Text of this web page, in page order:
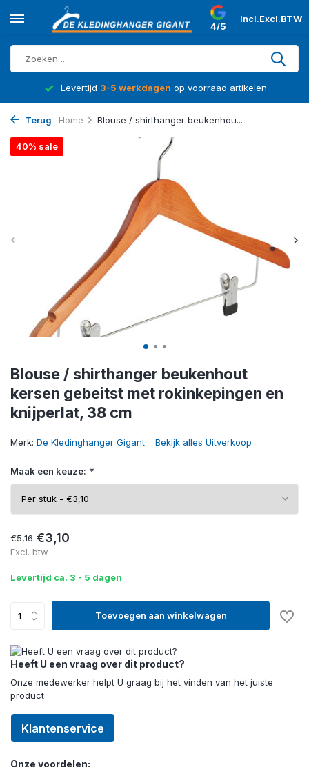
4/5
Incl.Excl.BTW
Levertijd 3-5 werkdagen op voorraad artikelen
Terug Home Blouse / shirthanger beukenhou...
Blouse / shirthanger beukenhout
kersen gebeitst met rokinkepingen en
knijperlat, 38 cm
40% sale
Merk: De Kledinghanger Gigant Bekijk alles Uitverkoop
Maak een keuze: *
€5,16 €3,10
Excl. btw
Levertijd ca. 3 - 5 dagen
Toevoegen aan winkelwagen
Heeft U een vraag over dit product?
Onze medewerker helpt U graag bij het vinden van het juiste
product
Klantenservice
Onze voordelen: